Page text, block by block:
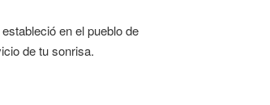
en el pueblo de
de tu sonrisa.